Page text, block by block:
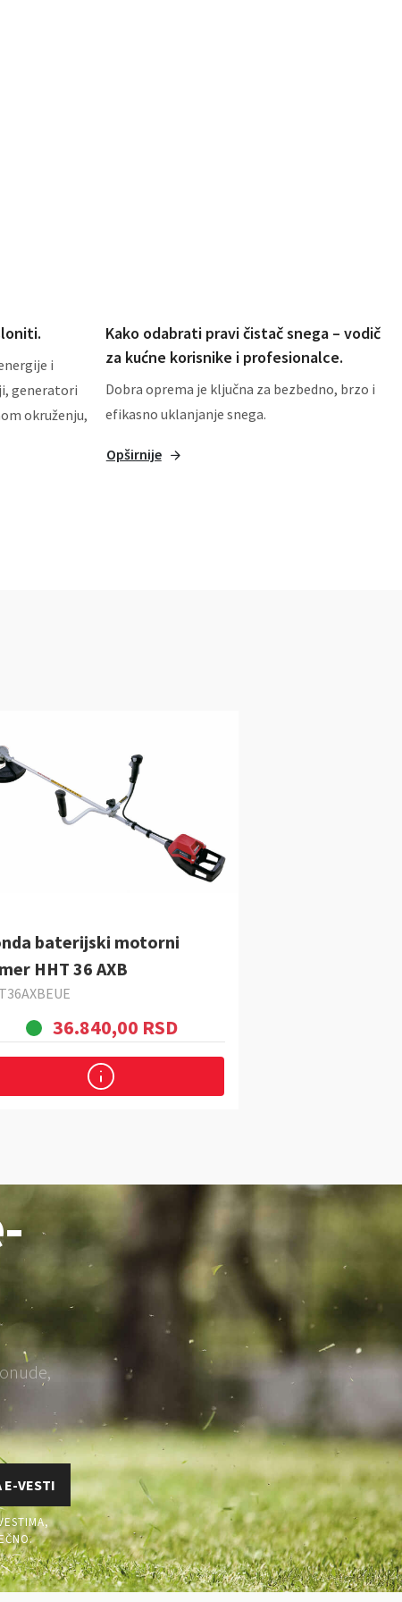
i
generatori
okruženju,
Kako odabrati pravi čistač snega – vodič
za kućne korisnike i profesionalce.
Dobra oprema je ključna za bezbedno, brzo i
efikasno uklanjanje snega.
Opširnije
baterijski motorni
HHT 36 AXB
36.840,00 RSD
E-VESTI